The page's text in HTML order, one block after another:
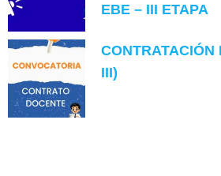
EBE – III ETAPA
CONTRATACIÓN
III)